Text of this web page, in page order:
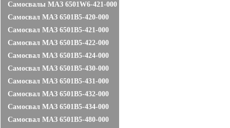
Самосвалы МАЗ 6501W6-421-000
Самосвал МАЗ 6501В5-420-000
Самосвал МАЗ 6501В5-421-000
Самосвал МАЗ 6501B5-422-000
Самосвал МАЗ 6501B5-424-000
Самосвал МАЗ 6501B5-430-000
Самосвал МАЗ 6501B5-431-000
Самосвал МАЗ 6501B5-432-000
Самосвал МАЗ 6501B5-434-000
Самосвал МАЗ 6501В5-480-000